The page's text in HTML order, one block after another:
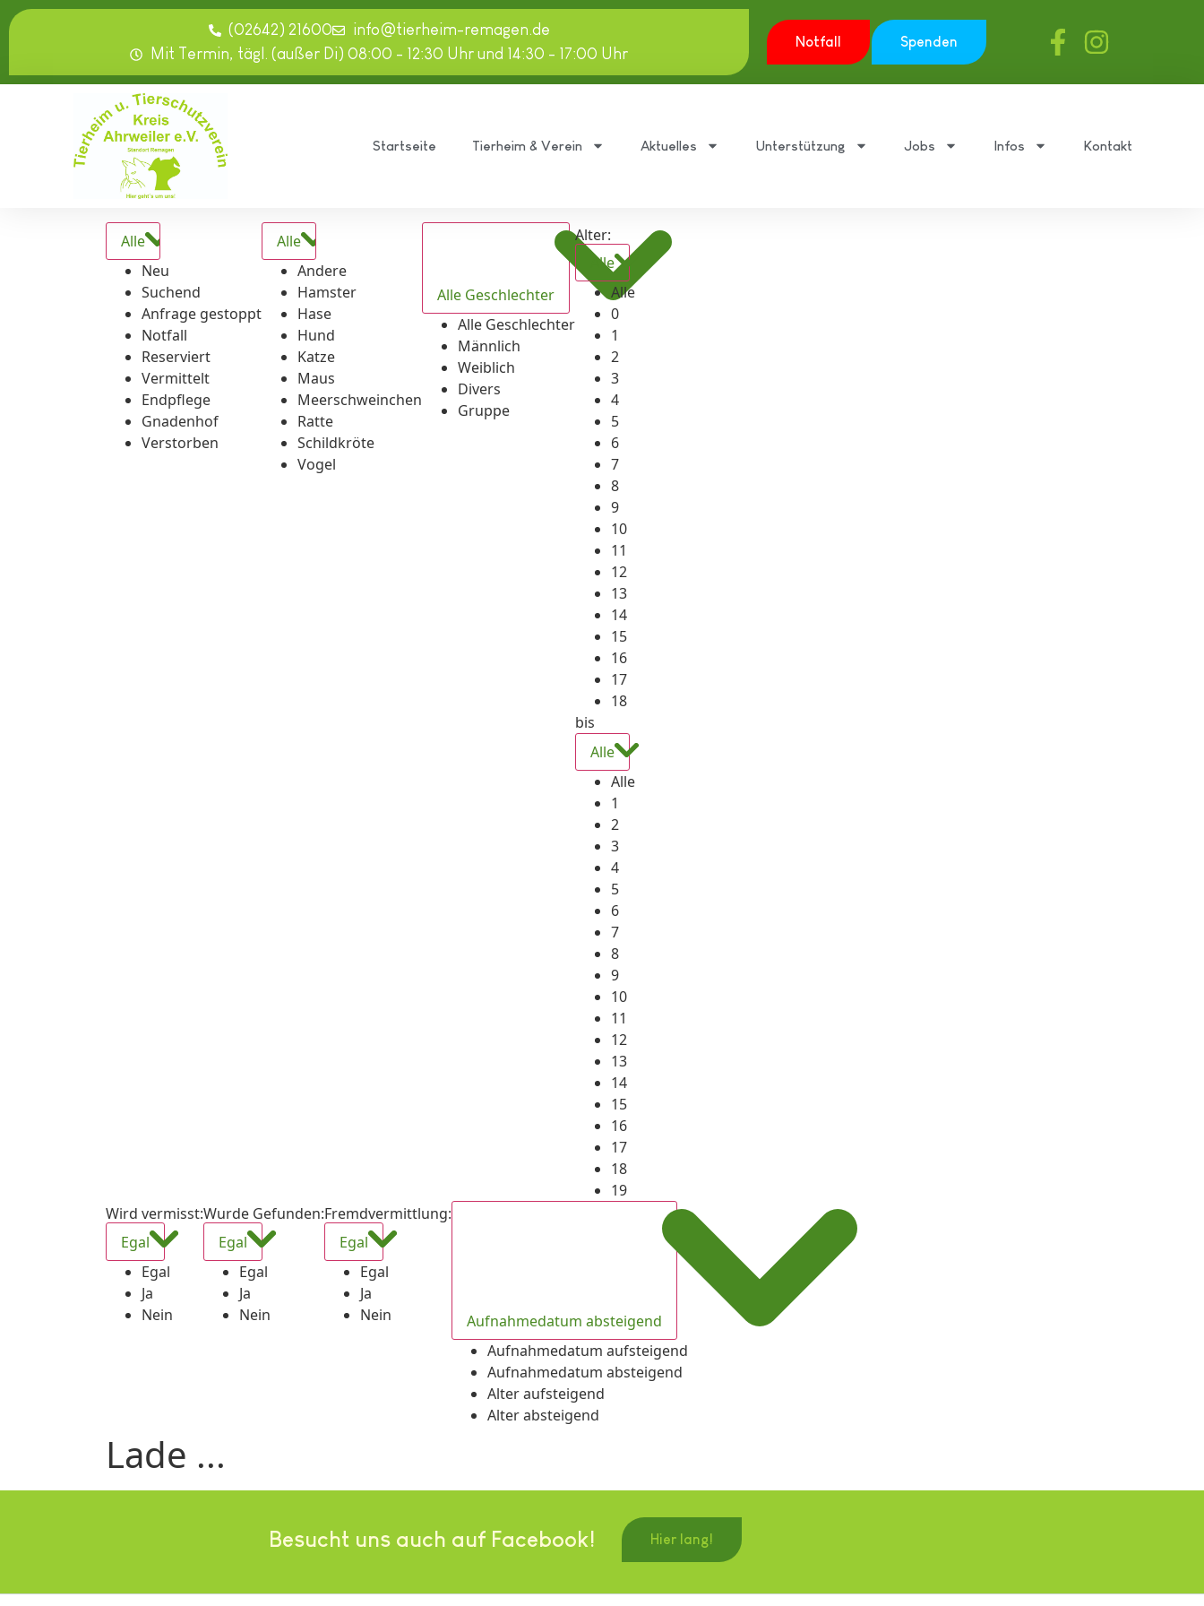
springen
(02642) 21600
info@tierheim-remagen.de
Mit Termin, tägl. (außer Di) 08:00 - 12:30 Uhr und 14:30 - 17:00 Uhr
Notfall Spenden
Startseite Tierheim & Verein Aktuelles Unterstützung Jobs Infos Kontakt
Alle
Neu
Suchend
Anfrage gestoppt
Notfall
Reserviert
Vermittelt
Endpflege
Gnadenhof
Verstorben
Alle
Andere
Hamster
Hase
Hund
Katze
Maus
Meerschweinchen
Ratte
Schildkröte
Vogel
Alle Geschlechter
Alle Geschlechter
Männlich
Weiblich
Divers
Gruppe
Alter:
Alle
Alle
0
1
2
3
4
5
6
7
8
9
10
11
12
13
14
15
16
17
18
bis
Alle
Alle
1
2
3
4
5
6
7
8
9
10
11
12
13
14
15
16
17
18
19
Wird vermisst:
Egal
Egal
Ja
Nein
Wurde Gefunden:
Egal
Egal
Ja
Nein
Fremdvermittlung:
Egal
Egal
Ja
Nein
Aufnahmedatum absteigend
Aufnahmedatum aufsteigend
Aufnahmedatum absteigend
Alter aufsteigend
Alter absteigend
Lade ...
Besucht uns auch auf Facebook! Hier lang!